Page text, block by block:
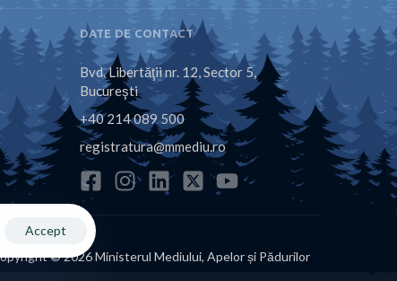
DATE DE CONTACT
Bvd. Libertăţii nr. 12, Sector 5,
Bucureşti
+40 214 089 500
registratura@mmediu.ro
© 2026 Ministerul Mediului, Apelor și Pădurilor
Accept